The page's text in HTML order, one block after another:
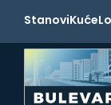
StanoviKuće